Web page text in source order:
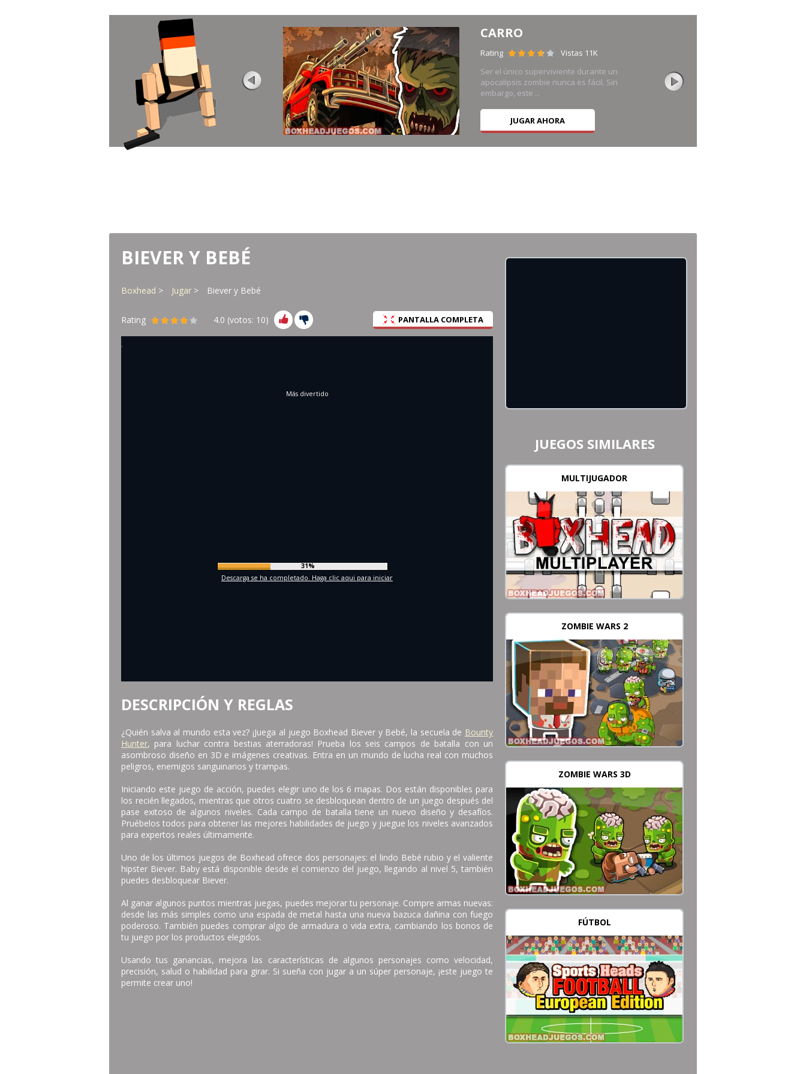
ZOMBIE WARS 2
Conoce el nuevo juego zombie! ¡Entra en
una dura batalla en línea y conviértete en
un ganador!...
JUGAR AHORA
CARRO
Rating
Vistas 11K
Ser el único superviviente durante un
apocalipsis zombie nunca es fácil. Sin
embargo, este ...
JUGAR AHORA
BIEVER Y BEBÉ
Boxhead Jugar Biever y Bebé
Rating 4.0 (votos: 10) PANTALLA COMPLETA
Más divertido
34%
Descarga se ha completado. Haga clic aqui para iniciar
DESCRIPCIÓN Y REGLAS
¿Quién salva al mundo esta vez? ¡Juega al juego Boxhead Biever y Bebé, la secuela de Bounty
Hunter, para luchar contra bestias aterradoras! Prueba los seis campos de batalla con un
asombroso diseño en 3D e imágenes creativas. Entra en un mundo de lucha real con muchos
peligros, enemigos sanguinarios y trampas.
Iniciando este juego de acción, puedes elegir uno de los 6 mapas. Dos están disponibles para
los recién llegados, mientras que otros cuatro se desbloquean dentro de un juego después del
pase exitoso de algunos niveles. Cada campo de batalla tiene un nuevo diseño y desafíos.
Pruébelos todos para obtener las mejores habilidades de juego y juegue los niveles avanzados
para expertos reales últimamente.
Uno de los últimos juegos de Boxhead ofrece dos personajes: el lindo Bebé rubio y el valiente
hipster Biever. Baby está disponible desde el comienzo del juego, llegando al nivel 5, también
puedes desbloquear Biever.
Al ganar algunos puntos mientras juegas, puedes mejorar tu personaje. Compre armas nuevas:
desde las más simples como una espada de metal hasta una nueva bazuca dañina con fuego
poderoso. También puedes comprar algo de armadura o vida extra, cambiando los bonos de
tu juego por los productos elegidos.
Usando tus ganancias, mejora las características de algunos personajes como velocidad,
precisión, salud o habilidad para girar. Si sueña con jugar a un súper personaje, ¡este juego te
permite crear uno!
JUEGOS SIMILARES
MULTIJUGADOR
ZOMBIE WARS 2
ZOMBIE WARS 3D
FÚTBOL